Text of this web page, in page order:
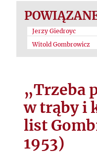
Jerzy Giedroyc
Witold Gombrowicz
„Trzeba
w trąby i
list
1953)